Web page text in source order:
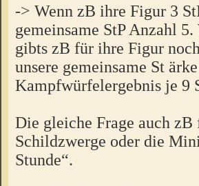
-> Wenn zB ihre Figur 3
gemeinsame StP Anzahl
gibts zB für ihre Figur
unsere gemeinsame St
Kampfwürfelergebnis je 9
Die gleiche Frage auch
Schildzwerge oder die
Stunde“.